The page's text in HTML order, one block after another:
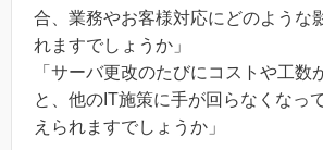
合、業務やお客様対応にどのような
れますでしょうか」
「サーバ更改のたびにコストや工数
と、他のIT施策に手が回らなくなっ
えられますでしょうか」